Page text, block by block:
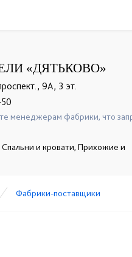
«ДЯТЬКОВО»
9А, 3 эт.
менеджерам фабрики, что
и кровати, Прихожие и
Фабрики-поставщики